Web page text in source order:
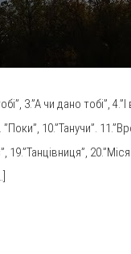
3.”А чи дано тобі”,
10.”Танучи”.
19.”Танцівниця”,